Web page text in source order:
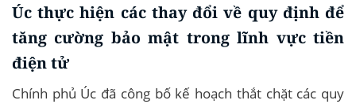
Úc thực hiện các thay đổi về quy định để
tăng cường bảo mật trong lĩnh vực tiền
điện tử
Chính phủ Úc đã công bố kế hoạch thắt chặt các quy